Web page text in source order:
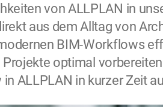
von ALLPLAN in
aus dem Alltag von
BIM-Workflows
optimal
ALLPLAN in kurzer Zeit